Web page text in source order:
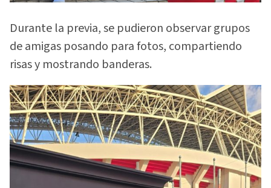
Durante la previa, se pudieron observar grupos
de amigas posando para fotos, compartiendo
risas y mostrando banderas.